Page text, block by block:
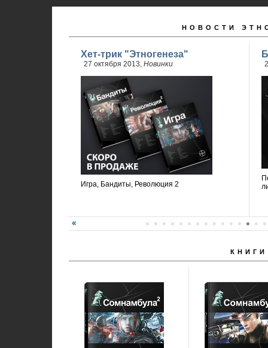
НОВОСТИ
Хет-трик "Этногенеза"
27 октября 2013, Новинки
Игра, Бандиты, Революция 2
КНИГИ